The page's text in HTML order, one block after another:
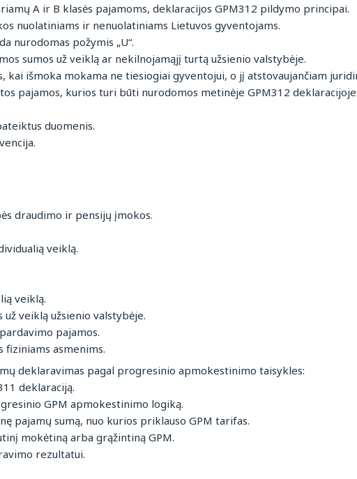
A ir B klasės pajamoms, deklaracijos GPM312 pildymo principai.
nuolatiniams ir nenuolatiniams Lietuvos gyventojams.
nurodomas požymis „U“.
sumos už veiklą ar nekilnojamąjį turtą užsienio valstybėje.
išmoka mokama ne tiesiogiai gyventojui, o jį atstovaujančiam
pajamos, kurios turi būti nurodomos metinėje GPM312 deklaracijoje.
duomenis.
draudimo ir pensijų įmokos.
veiklą.
veiklą.
veiklą užsienio valstybėje.
pajamos.
asmenims.
deklaravimas pagal progresinio apmokestinimo taisykles:
deklaraciją.
GPM apmokestinimo logiką.
pajamų sumą, nuo kurios priklauso GPM tarifas.
mokėtiną arba grąžintiną GPM.
rezultatui.